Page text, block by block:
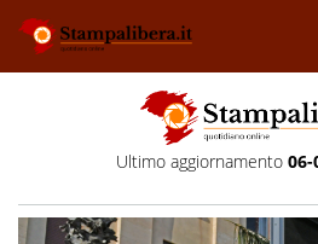
Ultimo aggiornamento 06-